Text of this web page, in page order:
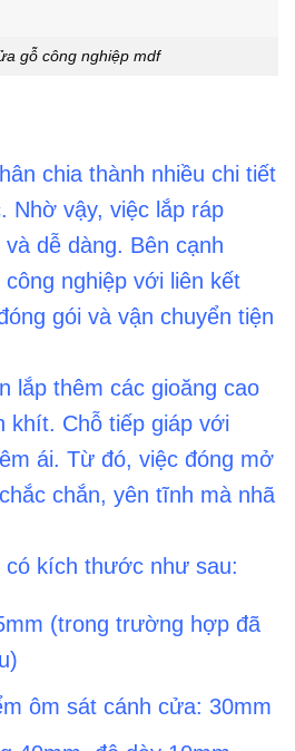
gỗ công nghiệp mdf
chia thành nhiều chi tiết
Nhờ vậy, việc lắp ráp
dễ dàng. Bên cạnh
nghiệp với liên kết
gói và vận chuyển tiện
lắp thêm các gioăng cao
khít. Chỗ tiếp giáp với
ái. Từ đó, việc đóng mở
chắn, yên tĩnh mà nhã
kích thước như sau:
(trong trường hợp đã
ôm sát cánh cửa: 30mm